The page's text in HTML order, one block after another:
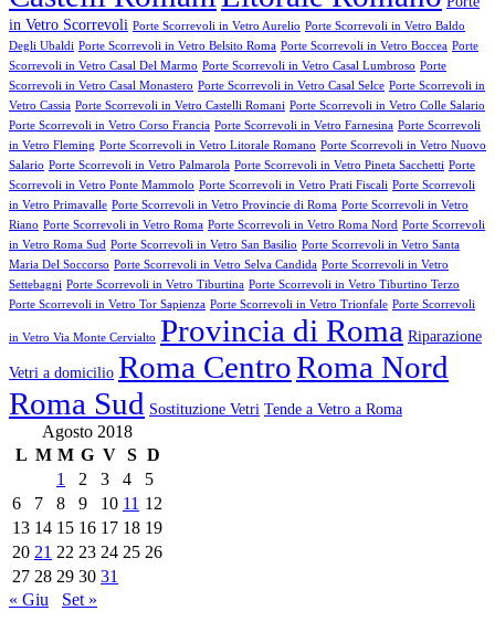
in Vetro Scorrevoli Porte Scorrevoli in Vetro Aurelio Porte Scorrevoli in Vetro Baldo
Degli Ubaldi Porte Scorrevoli in Vetro Belsito Roma Porte Scorrevoli in Vetro Boccea Porte
Scorrevoli in Vetro Casal Del Marmo Porte Scorrevoli in Vetro Casal Lumbroso Porte
Scorrevoli in Vetro Casal Monastero Porte Scorrevoli in Vetro Casal Selce Porte Scorrevoli in
Vetro Cassia Porte Scorrevoli in Vetro Castelli Romani Porte Scorrevoli in Vetro Colle Salario
Porte Scorrevoli in Vetro Corso Francia Porte Scorrevoli in Vetro Farnesina Porte Scorrevoli
in Vetro Fleming Porte Scorrevoli in Vetro Litorale Romano Porte Scorrevoli in Vetro Nuovo
Salario Porte Scorrevoli in Vetro Palmarola Porte Scorrevoli in Vetro Pineta Sacchetti Porte
Scorrevoli in Vetro Ponte Mammolo Porte Scorrevoli in Vetro Prati Fiscali Porte Scorrevoli
in Vetro Primavalle Porte Scorrevoli in Vetro Provincie di Roma Porte Scorrevoli in Vetro
Riano Porte Scorrevoli in Vetro Roma Porte Scorrevoli in Vetro Roma Nord Porte Scorrevoli
in Vetro Roma Sud Porte Scorrevoli in Vetro San Basilio Porte Scorrevoli in Vetro Santa
Maria Del Soccorso Porte Scorrevoli in Vetro Selva Candida Porte Scorrevoli in Vetro
Settebagni Porte Scorrevoli in Vetro Tiburtina Porte Scorrevoli in Vetro Tiburtino Terzo
Porte Scorrevoli in Vetro Tor Sapienza Porte Scorrevoli in Vetro Trionfale Porte Scorrevoli
in Vetro Via Monte Cervialto Provincia di Roma Riparazione
Vetri a domicilio Roma CentroRoma Nord
Roma Sud Sostituzione Vetri Tende a Vetro a Roma
Agosto 2018
L M M G V S D
1
2 3 4
5
6
7 8 9 10 11 12
13 14 15 16 17 18 19
20 21 22 23 24 25 26
27 28 29 30 31
« Giu
Set »